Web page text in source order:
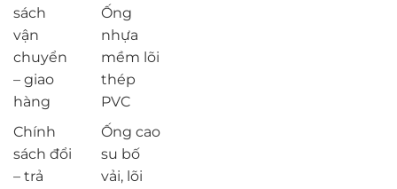
sách
vận
chuyển
– giao
hàng
Chính
sách đổi
– trả
Ống
nhựa
mềm lõi
thép
PVC
Ống cao
su bố
vải, lõi